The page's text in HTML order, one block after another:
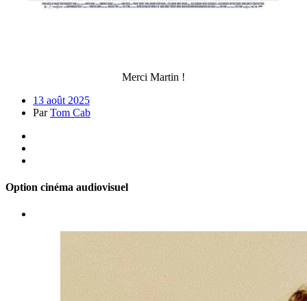
Merci Martin !
13 août 2025
ParTom Cab
Option cinéma audiovisuel